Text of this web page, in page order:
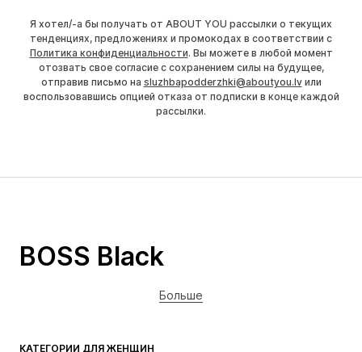
Я хотел/-а бы получать от ABOUT YOU рассылки о текущих
тенденциях, предложениях и промокодах в соответствии с
Политика конфиденциальности. Вы можете в любой момент
отозвать свое согласие с сохранением силы на будущее,
отправив письмо на sluzhbapodderzhki@aboutyou.lvили
воспользовавшись опцией отказа от подписки в конце каждой
рассылки.
КАТЕГОРИИ ДЛЯ ЖЕНЩИН
BOSS Black
Больше